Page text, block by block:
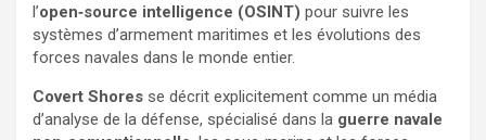
l’open‑source intelligence (OSINT) pour suivre les
systèmes d’armement maritimes et les évolutions des
forces navales dans le monde entier.
Covert Shores se décrit explicitement comme un média
d’analyse de la défense, spécialisé dans la guerre navale